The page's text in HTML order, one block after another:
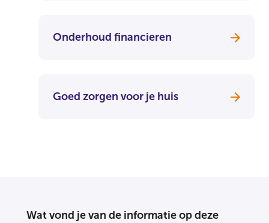
Onderhoud financieren
Goed zorgen voor je huis
Wat vond je van de informatie op deze